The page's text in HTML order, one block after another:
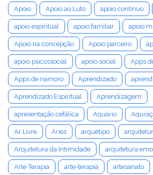
Apoio Apoio ao Luto apoio contínuo
apoio espiritual apoio familiar apoio
Apoio na concepção Apoio parceiro
apoio psicossocial apoio social Apps
Apps de namoro Aprendizado
Aprendizado Espiritual Aprendizagem
apresentação cefálica Aquário
Ar Livre Áries arquétipo
Arquitetura da Intimidade arquitetura
Arte Terapia arte-terapia artesanato